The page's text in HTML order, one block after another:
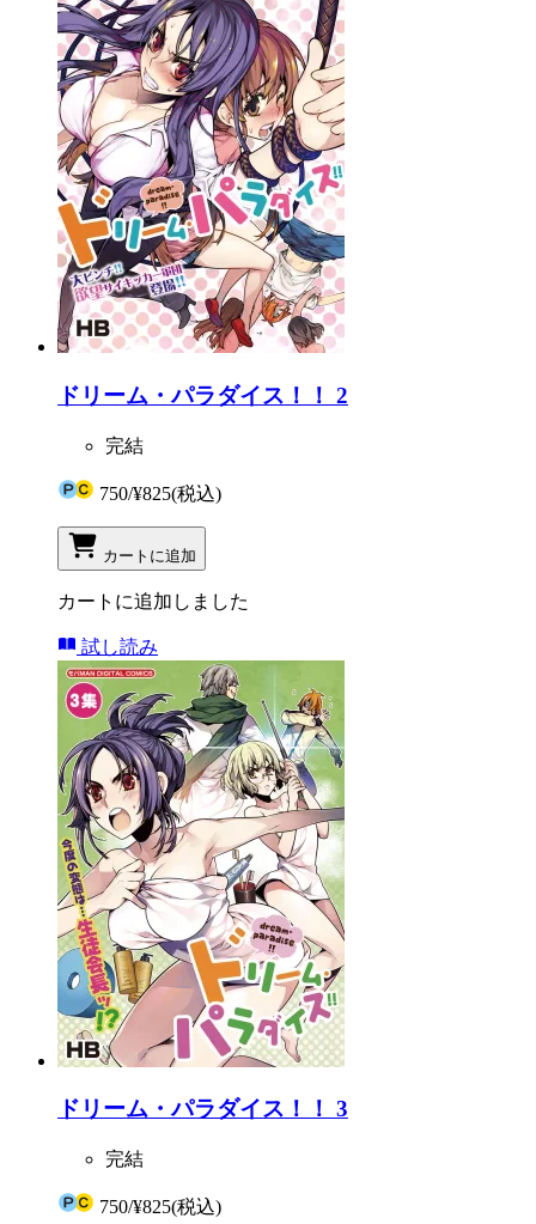
ドリーム・パラダイス！！ 2
完結
750/¥825(税込)
カートに追加
カートに追加しました
試し読み
ドリーム・パラダイス！！ 3
完結
750/¥825(税込)